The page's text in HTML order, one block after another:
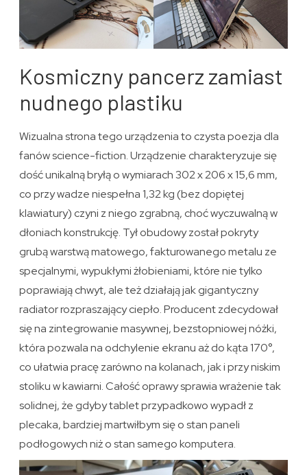
Kosmiczny pancerz zamiast
nudnego plastiku
Wizualna strona tego urządzenia to czysta poezja dla
fanów science-fiction. Urządzenie charakteryzuje się
dość unikalną bryłą o wymiarach 302 x 206 x 15,6 mm,
co przy wadze niespełna 1,32 kg (bez dopiętej
klawiatury) czyni z niego zgrabną, choć wyczuwalną w
dłoniach konstrukcję. Tył obudowy został pokryty
grubą warstwą matowego, fakturowanego metalu ze
specjalnymi, wypukłymi żłobieniami, które nie tylko
poprawiają chwyt, ale też działają jak gigantyczny
radiator rozpraszający ciepło. Producent zdecydował
się na zintegrowanie masywnej, bezstopniowej nóżki,
która pozwala na odchylenie ekranu aż do kąta 170°,
co ułatwia pracę zarówno na kolanach, jak i przy niskim
stoliku w kawiarni. Całość oprawy sprawia wrażenie tak
solidnej, że gdyby tablet przypadkowo wypadł z
plecaka, bardziej martwiłbym się o stan paneli
podłogowych niż o stan samego komputera.